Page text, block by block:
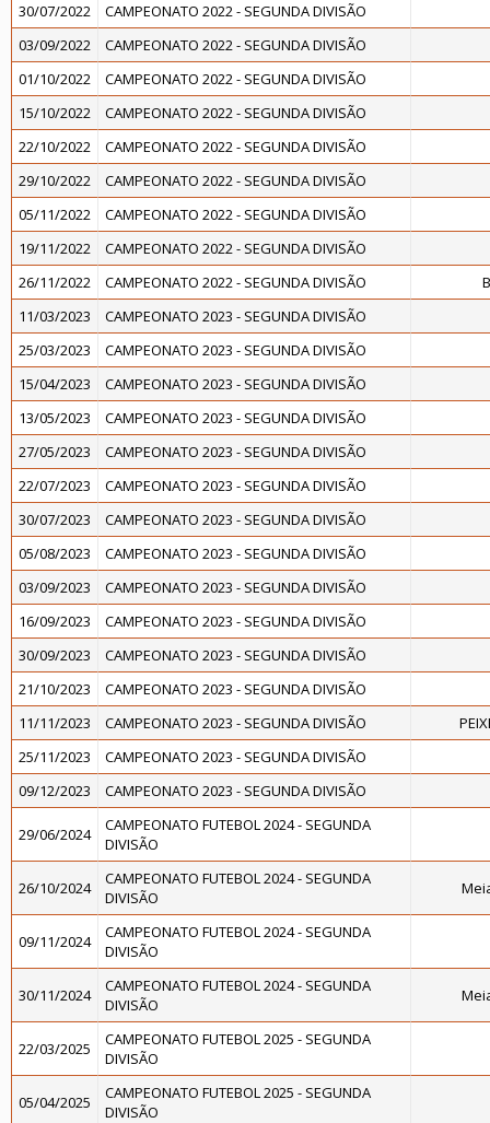
30/07/2022
CAMPEONATO 2022 - SEGUNDA DIVISÃO
03/09/2022
CAMPEONATO 2022 - SEGUNDA DIVISÃO
01/10/2022
CAMPEONATO 2022 - SEGUNDA DIVISÃO
15/10/2022
CAMPEONATO 2022 - SEGUNDA DIVISÃO
22/10/2022
CAMPEONATO 2022 - SEGUNDA DIVISÃO
29/10/2022
CAMPEONATO 2022 - SEGUNDA DIVISÃO
05/11/2022
CAMPEONATO 2022 - SEGUNDA DIVISÃO
19/11/2022
CAMPEONATO 2022 - SEGUNDA DIVISÃO
26/11/2022
CAMPEONATO 2022 - SEGUNDA DIVISÃO
11/03/2023
CAMPEONATO 2023 - SEGUNDA DIVISÃO
25/03/2023
CAMPEONATO 2023 - SEGUNDA DIVISÃO
15/04/2023
CAMPEONATO 2023 - SEGUNDA DIVISÃO
13/05/2023
CAMPEONATO 2023 - SEGUNDA DIVISÃO
27/05/2023
CAMPEONATO 2023 - SEGUNDA DIVISÃO
22/07/2023
CAMPEONATO 2023 - SEGUNDA DIVISÃO
30/07/2023
CAMPEONATO 2023 - SEGUNDA DIVISÃO
05/08/2023
CAMPEONATO 2023 - SEGUNDA DIVISÃO
03/09/2023
CAMPEONATO 2023 - SEGUNDA DIVISÃO
16/09/2023
CAMPEONATO 2023 - SEGUNDA DIVISÃO
30/09/2023
CAMPEONATO 2023 - SEGUNDA DIVISÃO
21/10/2023
CAMPEONATO 2023 - SEGUNDA DIVISÃO
11/11/2023
CAMPEONATO 2023 - SEGUNDA DIVISÃO
25/11/2023
CAMPEONATO 2023 - SEGUNDA DIVISÃO
09/12/2023
CAMPEONATO 2023 - SEGUNDA DIVISÃO
29/06/2024
CAMPEONATO FUTEBOL 2024 - SEGUNDA
DIVISÃO
26/10/2024
CAMPEONATO FUTEBOL 2024 - SEGUNDA
DIVISÃO
09/11/2024
CAMPEONATO FUTEBOL 2024 - SEGUNDA
DIVISÃO
30/11/2024
CAMPEONATO FUTEBOL 2024 - SEGUNDA
DIVISÃO
22/03/2025
CAMPEONATO FUTEBOL 2025 - SEGUNDA
DIVISÃO
05/04/2025
CAMPEONATO FUTEBOL 2025 - SEGUNDA
DIVISÃO